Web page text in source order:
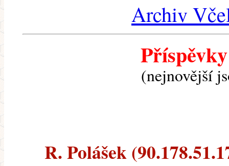
Archiv
(nejnovější
R. Polášek